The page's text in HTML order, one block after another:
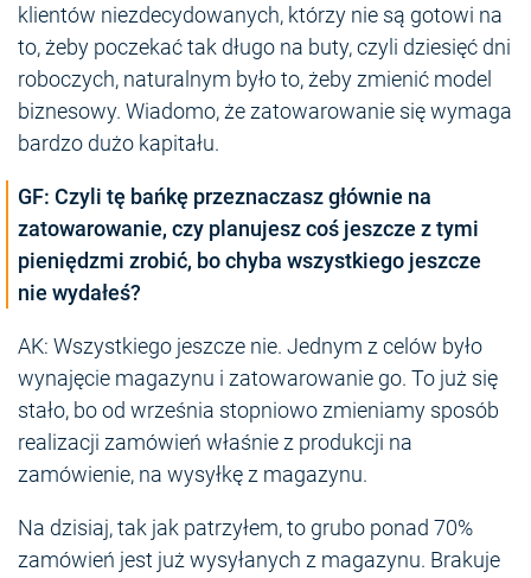
klientów niezdecydowanych, którzy nie są gotowi na
to, żeby poczekać tak długo na buty, czyli dziesięć dni
roboczych, naturalnym było to, żeby zmienić model
biznesowy. Wiadomo, że zatowarowanie się wymaga
bardzo dużo kapitału.
GF: Czyli tę bańkę przeznaczasz głównie na
zatowarowanie, czy planujesz coś jeszcze z tymi
pieniędzmi zrobić, bo chyba wszystkiego jeszcze
nie wydałeś?
AK: Wszystkiego jeszcze nie. Jednym z celów było
wynajęcie magazynu i zatowarowanie go. To już się
stało, bo od września stopniowo zmieniamy sposób
realizacji zamówień właśnie z produkcji na
zamówienie, na wysyłkę z magazynu.
Na dzisiaj, tak jak patrzyłem, to grubo ponad 70%
zamówień jest już wysyłanych z magazynu. Brakuje